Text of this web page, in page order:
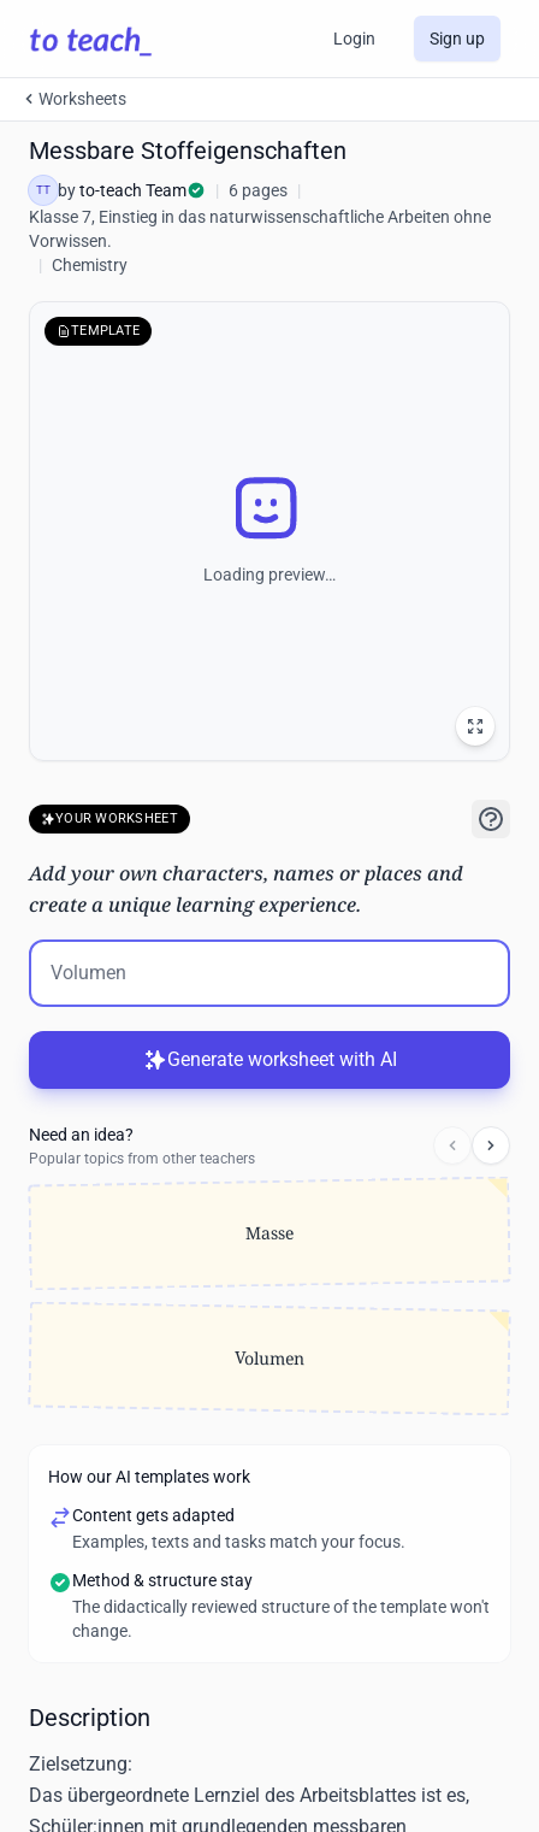
Login Sign up
Worksheets
Messbare Stoffeigenschaften
TT byto-teach Team | 6 pages |
Klasse 7, Einstieg in das naturwissenschaftliche Arbeiten ohne
Vorwissen.
| Chemistry
TEMPLATE
Loading preview…
YOUR WORKSHEET
Add your own characters, names or places and
create a unique learning experience.
Generate worksheet with AI
Need an idea?
Popular topics from other teachers
Masse
Volumen
How our AI templates work
Content gets adapted
Examples, texts and tasks match your focus.
Method & structure stay
The didactically reviewed structure of the template won't
change.
Description
Zielsetzung:
Das übergeordnete Lernziel des Arbeitsblattes ist es,
Schüler:innen mit grundlegenden messbaren